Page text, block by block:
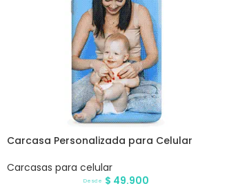
Carcasa Personalizada para Celular
Carcasas para celular
Desde $ 49.900